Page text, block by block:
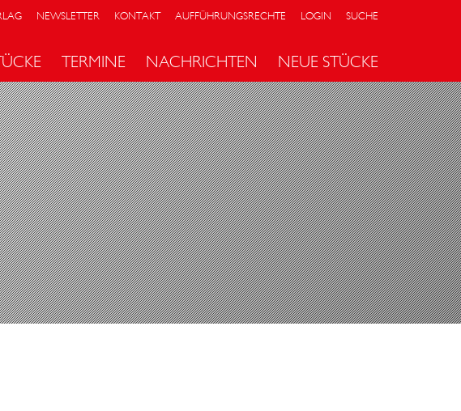
NEWSLETTER KONTAKT AUFFÜHRUNGSRECHTE LOGIN SUCHE
TERMINE NACHRICHTEN NEUE STÜCKE